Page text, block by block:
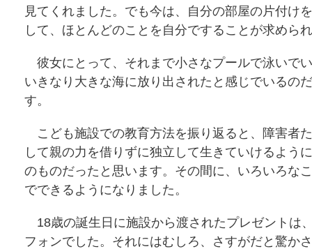
見てくれました。でも今は、自分の部屋の片付け
して、ほとんどのことを自分ですることが求めら
彼女にとって、それまで小さなプールで泳いで
いきなり大きな海に放り出されたと感じでいるの
す。
こども施設での教育方法を振り返ると、障害者
して親の力を借りずに独立して生きていけるよう
のものだったと思います。その間に、いろいろな
でできるようになりました。
18歳の誕生日に施設から渡されたプレゼントは
フォンでした。それにはむしろ、さすがだと驚か